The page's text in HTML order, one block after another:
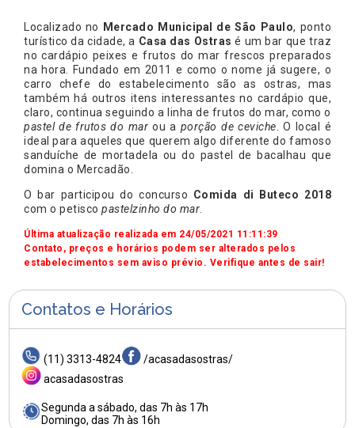
Localizado no Mercado Municipal de São Paulo, ponto
turístico da cidade, a Casa das Ostras é um bar que traz
no cardápio peixes e frutos do mar frescos preparados
na hora. Fundado em 2011 e como o nome já sugere, o
carro chefe do estabelecimento são as ostras, mas
também há outros itens interessantes no cardápio que,
claro, continua seguindo a linha de frutos do mar, como o
pastel de frutos do marou a porção de ceviche. O local é
ideal para aqueles que querem algo diferente do famoso
sanduíche de mortadela ou do pastel de bacalhau que
domina o Mercadão.
O bar participou do concurso Comida di Buteco 2018
com o petisco pastelzinho do mar.
Última atualização realizada em 24/05/2021 11:11:39
Contato, preços e horários podem ser alterados pelos
estabelecimentos sem aviso prévio. Verifique antes de sair!
Contatos e Horários
(11) 3313-4824
/acasadasostras/
acasadasostras
Segunda a sábado, das 7h às 17h
Domingo, das 7h às 16h